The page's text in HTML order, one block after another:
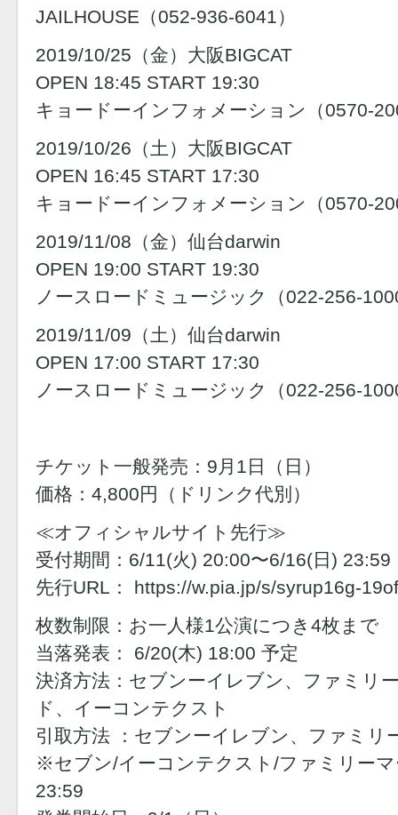
JAILHOUSE（052-936-6041）
2019/10/25（金）大阪BIGCAT
OPEN 18:45 START 19:30
キョードーインフォメーション（0570-
2019/10/26（土）大阪BIGCAT
OPEN 16:45 START 17:30
キョードーインフォメーション（0570-
2019/11/08（金）仙台darwin
OPEN 19:00 START 19:30
ノースロードミュージック（022-256-
2019/11/09（土）仙台darwin
OPEN 17:00 START 17:30
ノースロードミュージック（022-256-
チケット一般発売：9月1日（日）
価格：4,800円（ドリンク代別）
≪オフィシャルサイト先行≫
受付期間：6/11(火) 20:00〜6/16(日) 23:59
先行URL： https://w.pia.jp/s/syrup16g-
枚数制限：お一人様1公演につき4枚まで
当落発表： 6/20(木) 18:00 予定
決済方法：セブンーイレブン、ファミリ
ド、イーコンテクスト
引取方法 ：セブンーイレブン、ファミリ
※セブン/イーコンテクスト/ファミリーマ
23:59